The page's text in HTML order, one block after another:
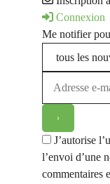
Connexion
Me notifier
J’autorise
l’envoi d’une
commentaires